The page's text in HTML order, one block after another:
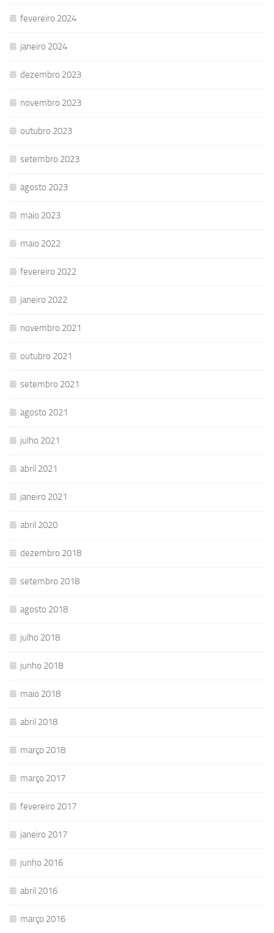
fevereiro 2024
janeiro 2024
dezembro 2023
novembro 2023
outubro 2023
setembro 2023
agosto 2023
maio 2023
maio 2022
fevereiro 2022
janeiro 2022
novembro 2021
outubro 2021
setembro 2021
agosto 2021
julho 2021
abril 2021
janeiro 2021
abril 2020
dezembro 2018
setembro 2018
agosto 2018
julho 2018
junho 2018
maio 2018
abril 2018
março 2018
março 2017
fevereiro 2017
janeiro 2017
junho 2016
abril 2016
março 2016